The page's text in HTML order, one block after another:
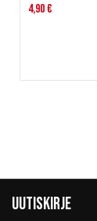
4,90 €
Uutiskirje